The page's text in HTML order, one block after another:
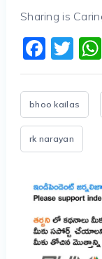
Sharing is
bhoo kailas
rk narayan